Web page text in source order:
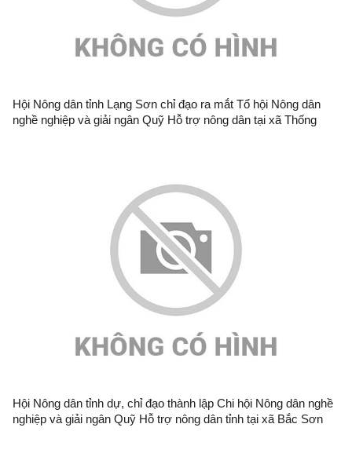
Hội Nông dân tỉnh Lạng Sơn chỉ đạo ra mắt Tổ hội Nông dân
nghề nghiệp và giải ngân Quỹ Hỗ trợ nông dân tại xã Thống
Hội Nông dân tỉnh dự, chỉ đạo thành lập Chi hội Nông dân nghề
nghiệp và giải ngân Quỹ Hỗ trợ nông dân tỉnh tại xã Bắc Sơn